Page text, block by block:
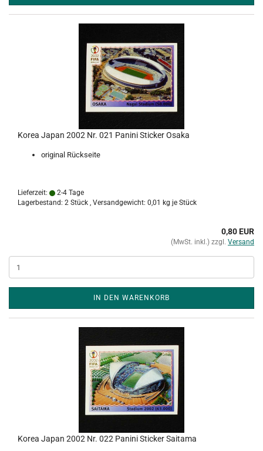
Korea Japan 2002 Nr. 021 Panini Sticker Osaka
original Rückseite
Lieferzeit:
2-4 Tage
Lagerbestand: 2 Stück , Versandgewicht: 0,01 kg je Stück
0,80 EUR
(MwSt. inkl.) zzgl. Versand
IN DEN WARENKORB
Korea Japan 2002 Nr. 022 Panini Sticker Saitama